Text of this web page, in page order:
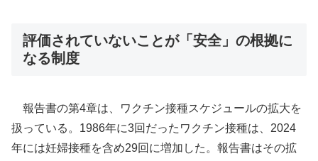
評価されていないことが「安全」の根拠に
なる制度
報告書の第4章は、ワクチン接種スケジュールの拡大を
扱っている。1986年に3回だったワクチン接種は、2024
年には妊婦接種を含め29回に増加した。報告書はその拡